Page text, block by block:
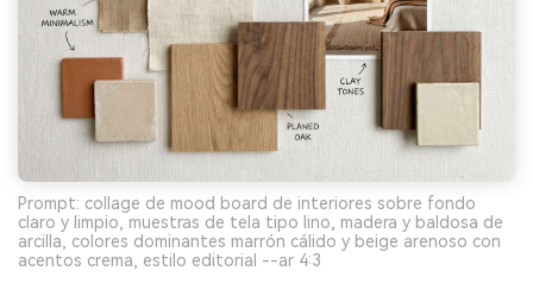
Prompt: collage de mood board de interiores sobre fondo
claro y limpio, muestras de tela tipo lino, madera y baldosa de
arcilla, colores dominantes marrón cálido y beige arenoso con
acentos crema, estilo editorial --ar 4:3